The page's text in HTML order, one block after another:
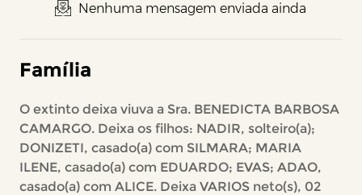
Nenhuma mensagem enviada ainda
Família
O extinto deixa viuva a Sra. BENEDICTA BARBOSA
CAMARGO. Deixa os filhos: NADIR, solteiro(a);
DONIZETI, casado(a) com SILMARA; MARIA
ILENE, casado(a) com EDUARDO; EVAS; ADAO,
casado(a) com ALICE. Deixa VARIOS neto(s), 02